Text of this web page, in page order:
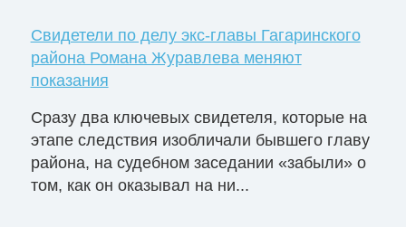
Свидетели по делу экс-главы Гагаринского
района Романа Журавлева меняют
показания
Сразу два ключевых свидетеля, которые на
этапе следствия изобличали бывшего главу
района, на судебном заседании «забыли» о
том, как он оказывал на ни...